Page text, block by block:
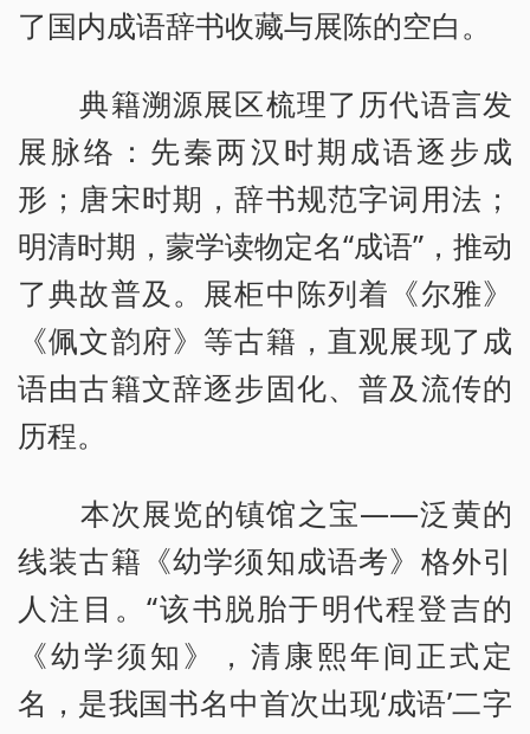
了国内成语辞书收藏与展陈的空白。
典籍溯源展区梳理了历代语言发
展脉络：先秦两汉时期成语逐步成
形；唐宋时期，辞书规范字词用法；
明清时期，蒙学读物定名“成语”，推动
了典故普及。展柜中陈列着《尔雅》
《佩文韵府》等古籍，直观展现了成
语由古籍文辞逐步固化、普及流传的
历程。
本次展览的镇馆之宝——泛黄的
线装古籍《幼学须知成语考》格外引
人注目。“该书脱胎于明代程登吉的
《幼学须知》，清康熙年间正式定
名，是我国书名中首次出现‘成语’二字